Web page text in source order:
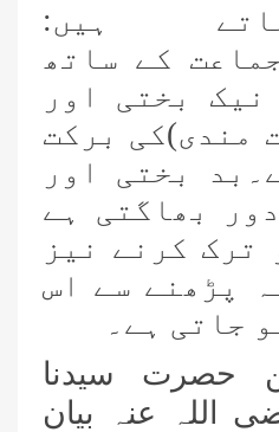
ہیں:
کے ساتھ
بختی اور
مندی)کی برکت
بختی اور
بھاگتی ہے
ترک کرنے نیز
پڑھنے سے اس
جاتی ہے۔
حصرت سیدنا
اللہ عنہ بیان